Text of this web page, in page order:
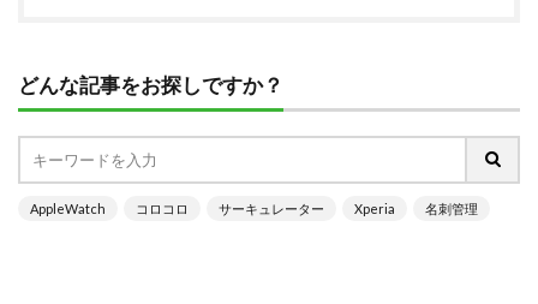
どんな記事をお探しですか？
AppleWatch コロコロ サーキュレーター Xperia 名刺管理